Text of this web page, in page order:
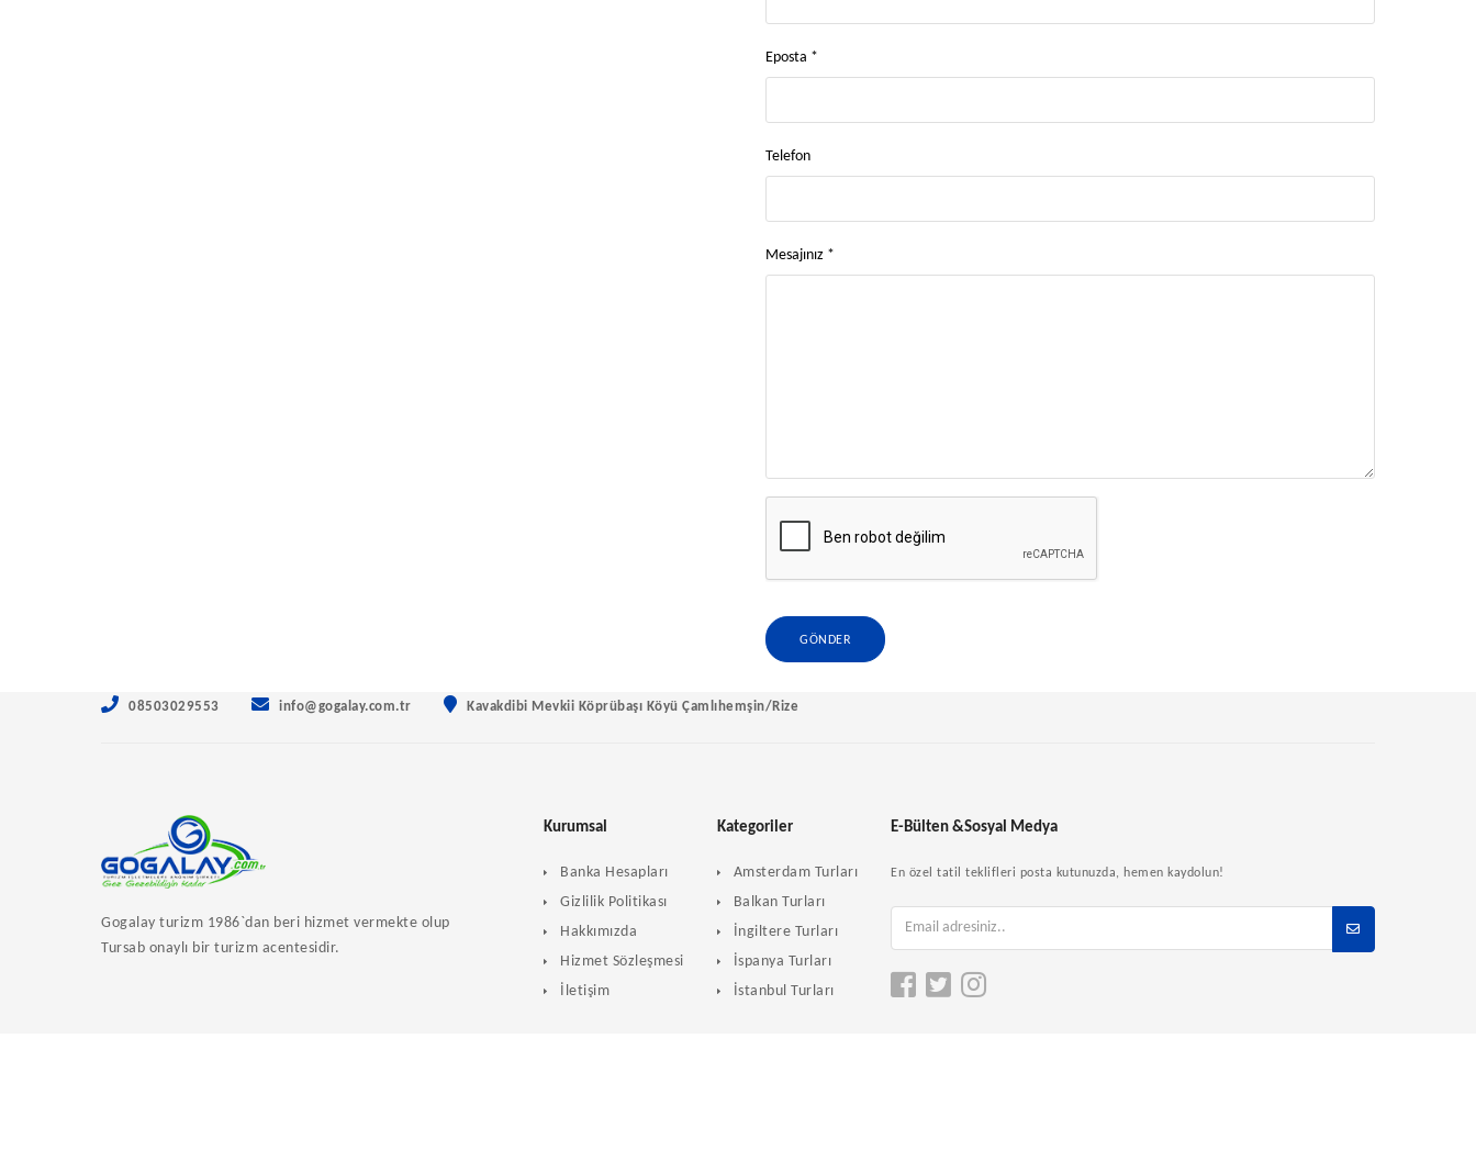
Eposta *
Telefon
Mesajınız *
08503029553 info@gogalay.com.tr Kavakdibi Mevkii Köprübaşı Köyü Çamlıhemşin/Rize
Gogalay turizm 1986`dan beri hizmet vermekte olup
Tursab onaylı bir turizm acentesidir.
Kurumsal
Banka Hesapları
Gizlilik Politikası
Hakkımızda
Hizmet Sözleşmesi
İletişim
Kategoriler
Amsterdam Turları
Balkan Turları
İngiltere Turları
İspanya Turları
İstanbul Turları
E-Bülten &Sosyal Medya
En özel tatil teklifleri posta kutunuzda, hemen kaydolun!